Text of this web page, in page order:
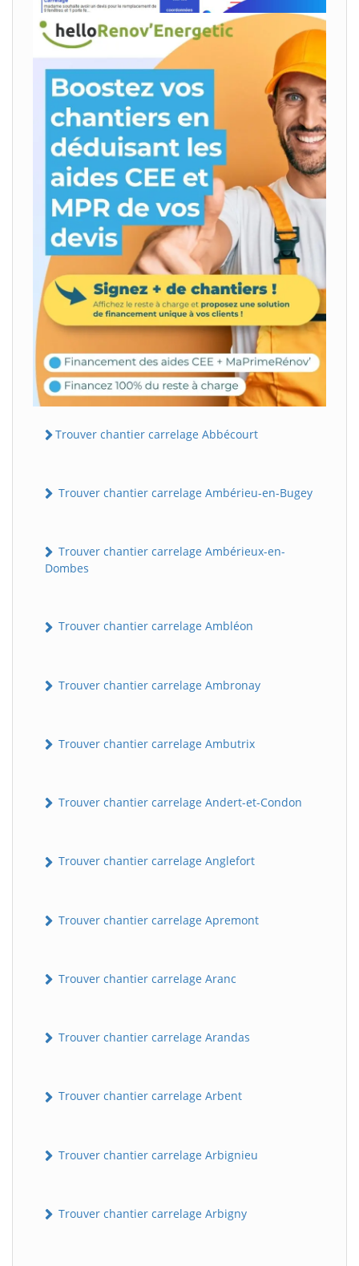
Trouver chantier carrelage Abbécourt
Trouver chantier carrelage Ambérieu-en-Bugey
Trouver chantier carrelage Ambérieux-en-
Dombes
Trouver chantier carrelage Ambléon
Trouver chantier carrelage Ambronay
Trouver chantier carrelage Ambutrix
Trouver chantier carrelage Andert-et-Condon
Trouver chantier carrelage Anglefort
Trouver chantier carrelage Apremont
Trouver chantier carrelage Aranc
Trouver chantier carrelage Arandas
Trouver chantier carrelage Arbent
Trouver chantier carrelage Arbignieu
Trouver chantier carrelage Arbigny